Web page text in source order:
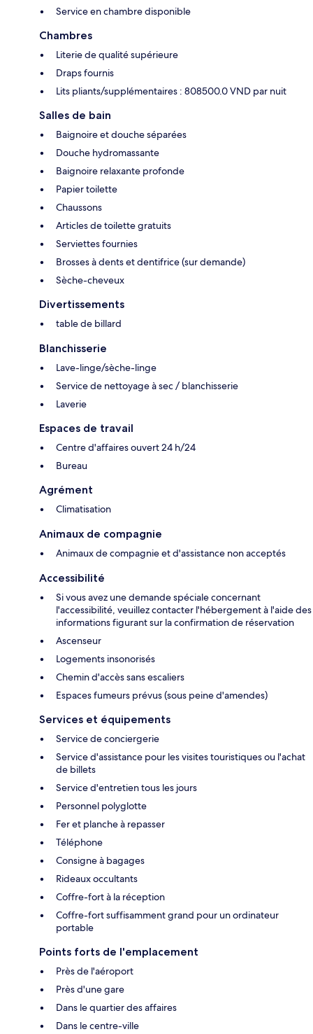
Service en chambre disponible
Chambres
Literie de qualité supérieure
Draps fournis
Lits pliants/supplémentaires : 808500.0 VND par nuit
Salles de bain
Baignoire et douche séparées
Douche hydromassante
Baignoire relaxante profonde
Papier toilette
Chaussons
Articles de toilette gratuits
Serviettes fournies
Brosses à dents et dentifrice (sur demande)
Sèche-cheveux
Divertissements
table de billard
Blanchisserie
Lave-linge/sèche-linge
Service de nettoyage à sec / blanchisserie
Laverie
Espaces de travail
Centre d'affaires ouvert 24 h/24
Bureau
Agrément
Climatisation
Animaux de compagnie
Animaux de compagnie et d'assistance non acceptés
Accessibilité
Si vous avez une demande spéciale concernant
l'accessibilité, veuillez contacter l'hébergement à l'aide des
informations figurant sur la confirmation de réservation
Ascenseur
Logements insonorisés
Chemin d'accès sans escaliers
Espaces fumeurs prévus (sous peine d'amendes)
Services et équipements
Service de conciergerie
Service d'assistance pour les visites touristiques ou l'achat
de billets
Service d'entretien tous les jours
Personnel polyglotte
Fer et planche à repasser
Téléphone
Consigne à bagages
Rideaux occultants
Coffre-fort à la réception
Coffre-fort suffisamment grand pour un ordinateur
portable
Points forts de l'emplacement
Près de l'aéroport
Près d'une gare
Dans le quartier des affaires
Dans le centre-ville